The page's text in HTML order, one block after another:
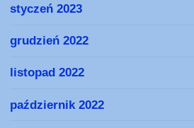
styczeń 2023
grudzień 2022
listopad 2022
październik 2022